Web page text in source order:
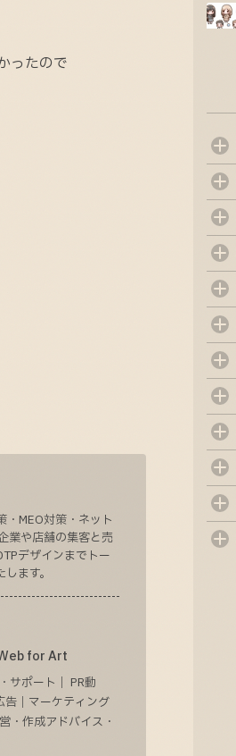
ったので
・MEO対策・ネット
業や店舗の集客と売
デザインまでトー
ます。
for Art
サポート｜ PR動
告｜マーケティング
・作成アドバイス・